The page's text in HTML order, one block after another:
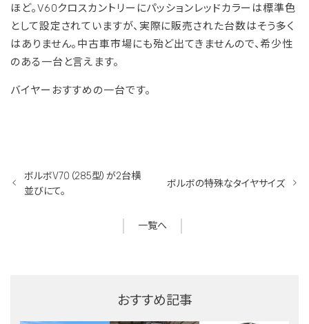
ほど。V60クロスカントリーにパッションレッドカラーは標準色
として設定されていますが、実際に販売された台数はそう多く
はありません。中古車市場にも殆ど出てきませんので、希少性
のある一台と言えます。
バイヤーおすすめの一台です。
ボルボV70（285型）が2台横
並びにて。
一覧へ
ボルボの特殊なタイヤサイズ
おすすめ記事